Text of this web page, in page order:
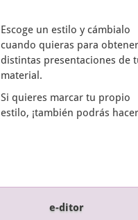
Escoge un estilo y cámbialo
cuando quieras para obtener
distintas presentaciones de
material.
Si quieres marcar tu propio
estilo, ¡también podrás
e-ditor